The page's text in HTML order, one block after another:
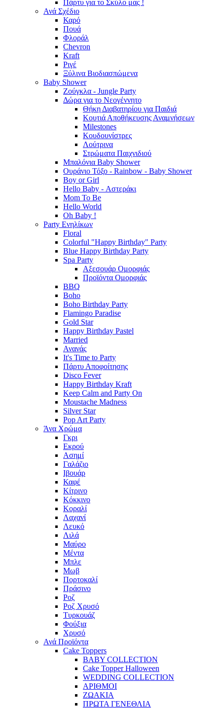
Πάρτυ για το Σκύλο μας !
Ανά Σχέδιο
Καρό
Πουά
Φλοράλ
Chevron
Kraft
Ριγέ
Ξύλινα Βιοδιασπώμενα
Baby Shower
Ζούγκλα - Jungle Party
Δώρα για το Νεογέννητο
Θήκη Διαβατηρίου για Παιδιά
Κουτιά Αποθήκευσης Αναμνήσεων
Milestones
Κουδουνίστρες
Λούτρινα
Στρώματα Παιχνιδιού
Μπαλόνια Baby Shower
Ουράνιο Τόξο - Rainbow - Baby Shower
Boy or Girl
Hello Baby - Αστεράκι
Mom To Be
Hello World
Oh Baby !
Party Ενηλίκων
Floral
Colorful "Happy Birthday" Party
Blue Happy Birthday Party
Spa Party
Αξεσουάρ Ομορφιάς
Προϊόντα Ομορφιάς
BBQ
Boho
Boho Birthday Party
Flamingo Paradise
Gold Star
Happy Birthday Pastel
Married
Ανανάς
It's Time to Party
Πάρτυ Αποφοίτησης
Disco Fever
Happy Birthday Kraft
Keep Calm and Party On
Moustache Madness
Silver Star
Pop Art Party
Άνα Χρώμα
Γκρι
Εκρού
Ασημί
Γαλάζιο
Ιβουάρ
Καφέ
Κίτρινο
Κόκκινο
Κοραλί
Λαχανί
Λευκό
Λιλά
Μαύρο
Μέντα
Μπλε
Μωβ
Πορτοκαλί
Πράσινο
Ροζ
Ροζ Χρυσό
Τυρκουάζ
Φούξια
Χρυσό
Ανά Προϊόντα
Cake Toppers
BABY COLLECTION
Cake Topper Halloween
WEDDING COLLECTION
ΑΡΙΘΜΟΙ
ΖΩΑΚΙΑ
ΠΡΩΤΑ ΓΕΝΕΘΛΙΑ